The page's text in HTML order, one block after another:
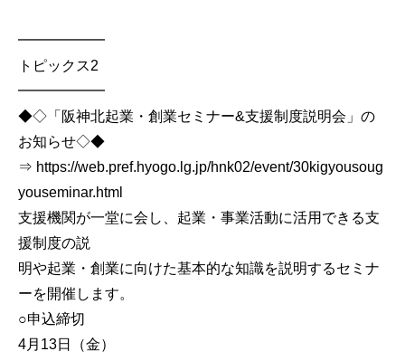
━━━━━━
トピックス2
━━━━━━
◆◇「阪神北起業・創業セミナー&支援制度説明会」の
お知らせ◇◆
⇒ https://web.pref.hyogo.lg.jp/hnk02/event/30kigyousoug
youseminar.html
支援機関が一堂に会し、起業・事業活動に活用できる支
援制度の説
明や起業・創業に向けた基本的な知識を説明するセミナ
ーを開催します。
○申込締切
4月13日（金）